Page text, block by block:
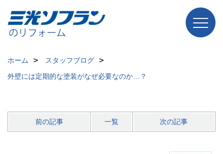
ホーム
スタッフブログ
外壁には定期的な塗装がなぜ必要なのか…？
前の記事 一覧 次の記事